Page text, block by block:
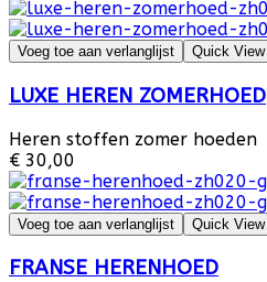
Voeg toe aan verlanglijst Quick View
LUXE HEREN ZOMERHOED
Heren stoffen zomer hoeden
€ 30,00
Voeg toe aan verlanglijst Quick View
FRANSE HERENHOED